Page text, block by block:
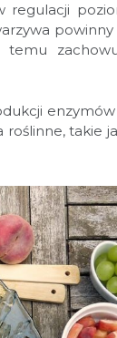
regulacji
roślinne, takie